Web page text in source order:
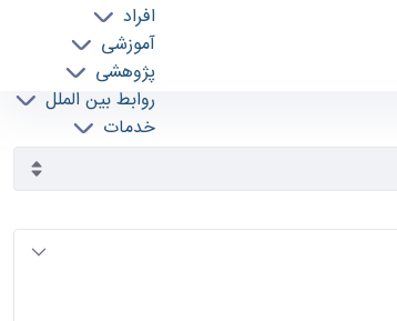
افراد
آموزشی
پژوهشی
روابط بین الملل
خدمات